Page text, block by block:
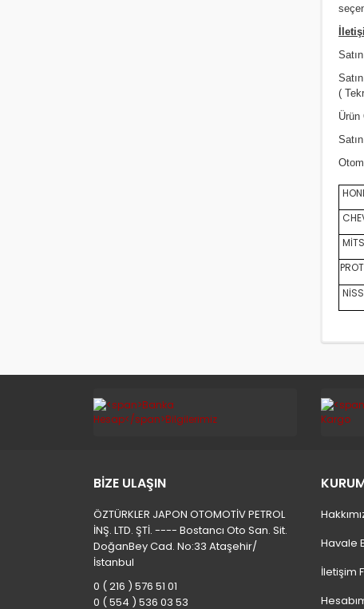
(
Ürün
BİZE ULAŞIN
ÖZTÜRKLER JAPON OTOMOTİV PETROL
İNŞ. LTD. ŞTİ. ---- Bostancı Oto San. Sit.
DoğanBey Cad. No:33 Ataşehir/
İstanbul
0 ( 216 ) 576 51 01
0 ( 554 ) 536 03 53
Havale
İletişim